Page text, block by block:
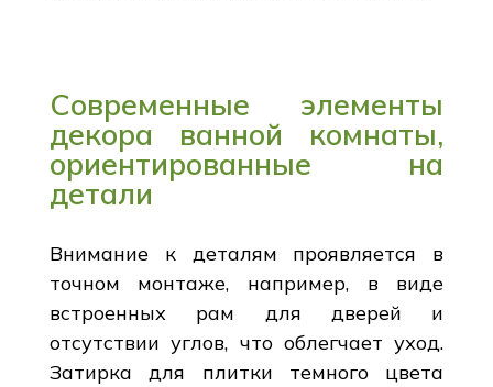
Современные элементы
декора ванной комнаты,
ориентированные на
детали
Внимание к деталям проявляется в
точном монтаже, например, в виде
встроенных рам для дверей и
отсутствии углов, что облегчает уход.
Затирка для плитки темного цвета